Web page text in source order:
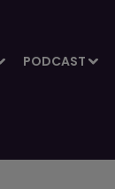
PODCAST